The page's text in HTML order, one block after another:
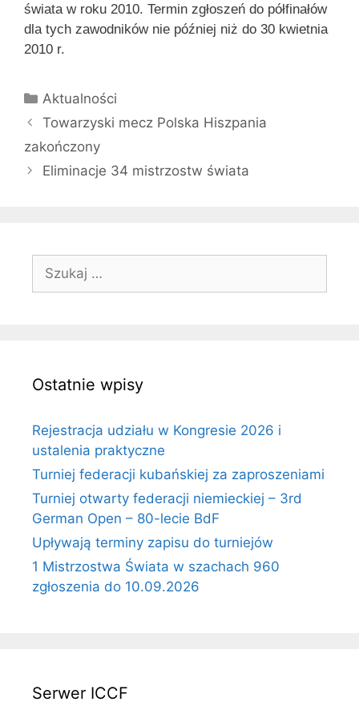
świata w roku 2010. Termin zgłoszeń do półfinałów
dla tych zawodników nie później niż do 30 kwietnia
2010 r.
Kategorie
Aktualności
Towarzyski mecz Polska Hiszpania
zakończony
Eliminacje 34 mistrzostw świata
Ostatnie wpisy
Rejestracja udziału w Kongresie 2026 i
ustalenia praktyczne
Turniej federacji kubańskiej za zaproszeniami
Turniej otwarty federacji niemieckiej – 3rd
German Open – 80-lecie BdF
Upływają terminy zapisu do turniejów
1 Mistrzostwa Świata w szachach 960
zgłoszenia do 10.09.2026
Serwer ICCF